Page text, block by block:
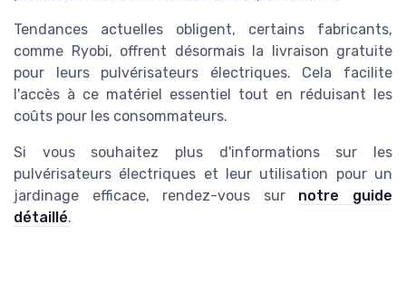
Tendances actuelles obligent, certains fabricants,
comme Ryobi, offrent désormais la livraison gratuite
pour leurs pulvérisateurs électriques. Cela facilite
l'accès à ce matériel essentiel tout en réduisant les
coûts pour les consommateurs.
Si vous souhaitez plus d'informations sur les
pulvérisateurs électriques et leur utilisation pour un
jardinage efficace, rendez-vous sur notre guide
détaillé.